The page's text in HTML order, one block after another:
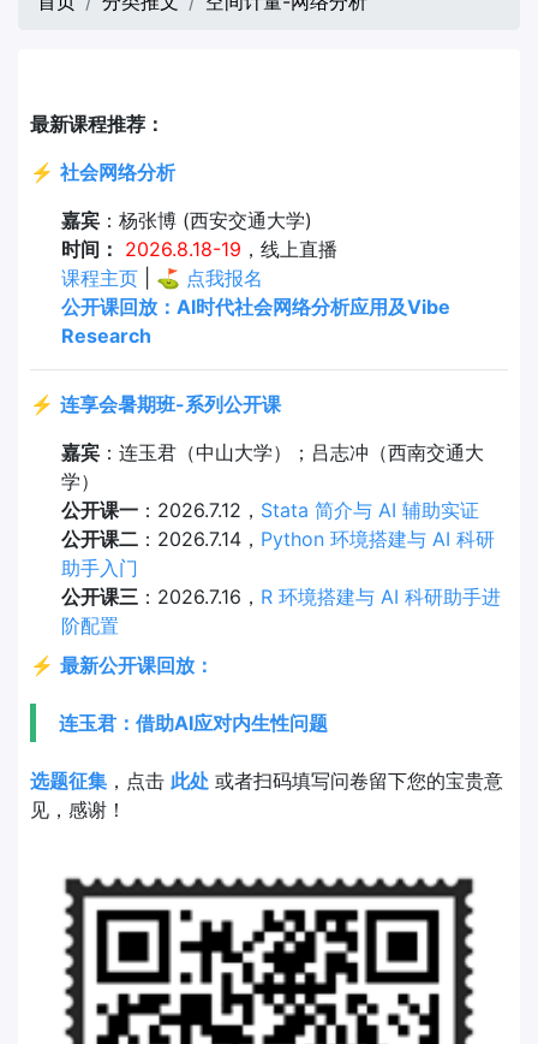
最新课程推荐：
⚡ 社会网络分析
嘉宾：杨张博 (西安交通大学)
时间： 2026.8.18-19 ，线上直播
课程主页| ⛳ 点我报名
公开课回放：AI时代社会网络分析应用及Vibe
Research
⚡ 连享会暑期班-系列公开课
嘉宾：连玉君（中山大学）；吕志冲（西南交通大
学）
公开课一：2026.7.12， Stata 简介与 AI 辅助实证
公开课二：2026.7.14， Python 环境搭建与 AI 科研
助手入门
公开课三 ：2026.7.16， R 环境搭建与 AI 科研助手进
阶配置
⚡ 最新公开课回放：
连玉君：借助AI应对内生性问题
选题征集 ，点击 此处 或者扫码填写问卷留下您的宝贵意
见，感谢！